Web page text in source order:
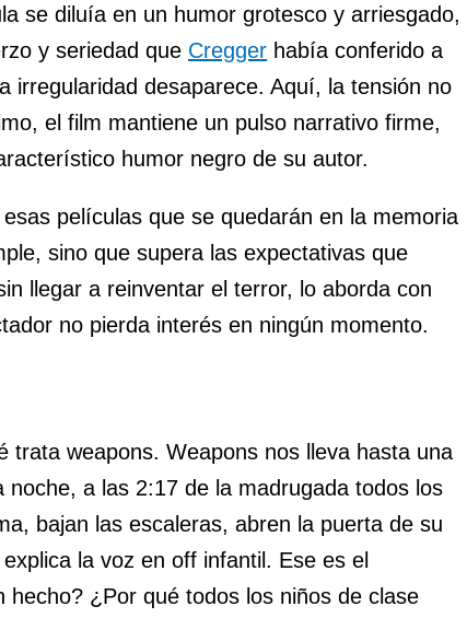
se diluía en un humor grotesco y arriesgado,
y seriedad que Cregger había conferido a
irregularidad desaparece. Aquí, la tensión no
el film mantiene un pulso narrativo firme,
humor negro de su autor.
películas que se quedarán en la memoria
sino que supera las expectativas que
llegar a reinventar el terror, lo aborda con
no pierda interés en ningún momento.
trata weapons. Weapons nos lleva hasta una
a las 2:17 de la madrugada todos los
bajan las escaleras, abren la puerta de su
la voz en off infantil. Ese es el
¿Por qué todos los niños de clase